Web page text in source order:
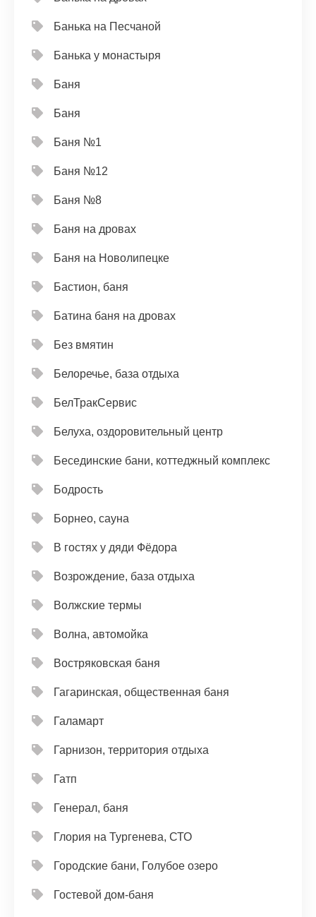
Банька на Песчаной
Банька у монастыря
Баня
Баня
Баня №1
Баня №12
Баня №8
Баня на дровах
Баня на Новолипецке
Бастион, баня
Батина баня на дровах
Без вмятин
Белоречье, база отдыха
БелТракСервис
Белуха, оздоровительный центр
Бесединские бани, коттеджный комплекс
Бодрость
Борнео, сауна
В гостях у дяди Фёдора
Возрождение, база отдыха
Волжские термы
Волна, автомойка
Востряковская баня
Гагаринская, общественная баня
Галамарт
Гарнизон, территория отдыха
Гатп
Генерал, баня
Глория на Тургенева, СТО
Городские бани, Голубое озеро
Гостевой дом-баня